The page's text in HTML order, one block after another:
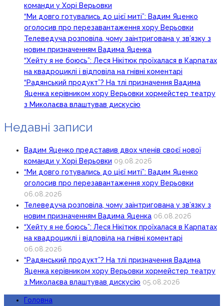
команди у Хорі Верьовки
“Ми довго готувались до цієї миті”: Вадим Яценко
оголосив про перезавантаження хору Верьовки
Телеведуча розповіла, чому заінтригована у зв’язку з
новим призначенням Вадима Яценка
“Хейту я не боюсь”: Леся Нікітюк проїхалася в Карпатах
на квадроциклі і відповіла на гнівні коментарі
“Радянський продукт”? На тлі призначення Вадима
Яценка керівником хору Верьовки хормейстер театру
з Миколаєва влаштував дискусію
Недавні записи
Вадим Яценко представив двох членів своєї нової
команди у Хорі Верьовки 09.08.2026
“Ми довго готувались до цієї миті”: Вадим Яценко
оголосив про перезавантаження хору Верьовки
06.08.2026
Телеведуча розповіла, чому заінтригована у зв’язку з
новим призначенням Вадима Яценка 06.08.2026
“Хейту я не боюсь”: Леся Нікітюк проїхалася в Карпатах
на квадроциклі і відповіла на гнівні коментарі
06.08.2026
“Радянський продукт”? На тлі призначення Вадима
Яценка керівником хору Верьовки хормейстер театру
з Миколаєва влаштував дискусію 05.08.2026
Головна